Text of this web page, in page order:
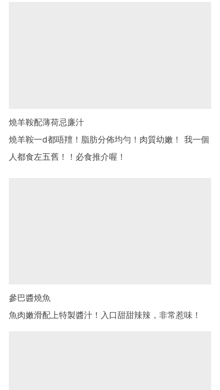
燒羊鞍配薄荷忌廉汁
燒羊鞍一d都唔羶！脂肪分佈均勻！肉質幼嫩！ 我一個
人都食左五舊！！必食推介喔！
參巴醬燒魚
魚肉嫩滑配上特製醬汁！入口甜甜辣辣，非常惹味！